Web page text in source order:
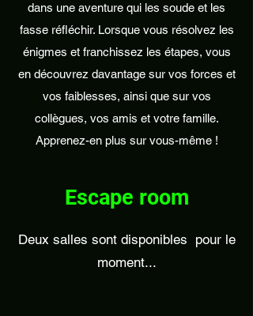
dans une aventure qui les soude et les
fasse réfléchir. Lorsque vous résolvez les
énigmes et franchissez les étapes, vous
en découvrez davantage sur vos forces et
vos faiblesses, ainsi que sur vos
collègues, vos amis et votre famille.
Apprenez-en plus sur vous-même !
Escape room
Deux salles sont disponibles pour le
moment...